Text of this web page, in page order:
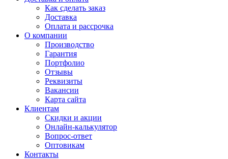
Как сделать заказ
Доставка
Оплата и рассрочка
О компании
Производство
Гарантия
Портфолио
Отзывы
Реквизиты
Вакансии
Карта сайта
Клиентам
Скидки и акции
Онлайн-калькулятор
Вопрос-ответ
Оптовикам
Контакты